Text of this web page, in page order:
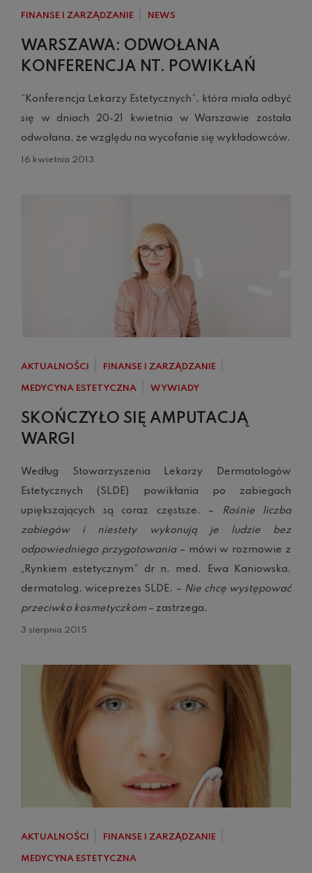
FINANSE I ZARZĄDZANIE NEWS
WARSZAWA: ODWOŁANA
KONFERENCJA NT. POWIKŁAŃ
16 kwietnia 2013
“Konferencja Lekarzy Estetycznych”, która miała odbyć
się w dniach 20-21 kwietnia w Warszawie została
odwołana, ze względu na wycofanie się wykładowców.
AKTUALNOŚCI FINANSE I ZARZĄDZANIE
MEDYCYNA ESTETYCZNA WYWIADY
SKOŃCZYŁO SIĘ AMPUTACJĄ
WARGI
3 sierpnia 2015
Według Stowarzyszenia Lekarzy Dermatologów
Estetycznych (SLDE) powikłania po zabiegach
upiększających są coraz częstsze. –
Rośnie liczba
zabiegów i niestety wykonują je ludzie bez
odpowiedniego przygotowania– mówi w rozmowie z
„Rynkiem estetycznym” dr n. med. Ewa Kaniowska,
dermatolog, wiceprezes SLDE. – Nie chcę występować
przeciwko kosmetyczkom – zastrzega.
AKTUALNOŚCI FINANSE I ZARZĄDZANIE
MEDYCYNA ESTETYCZNA